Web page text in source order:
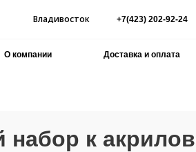
Владивосток +7(423) 202-92-24
О компании Доставка и оплата
к